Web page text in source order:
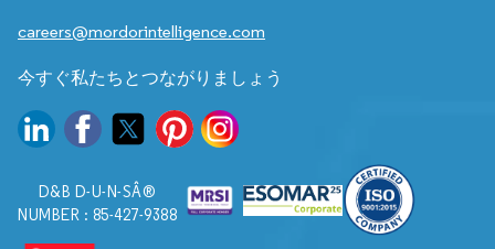
careers@mordorintelligence.com
今すぐ私たちとつながりましょう
D&B D-U-N-SÂ®
NUMBER : 85-427-9388